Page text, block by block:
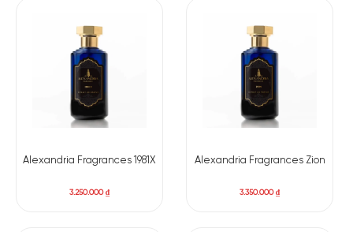
Alexandria Fragrances 1981X
3.250.000₫
Alexandria Fragrances Zion
3.350.000₫